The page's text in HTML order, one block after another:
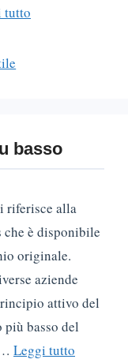
tutto
basso
riferisce alla
è disponibile
originale.
aziende
attivo del
basso del
Leggi tutto